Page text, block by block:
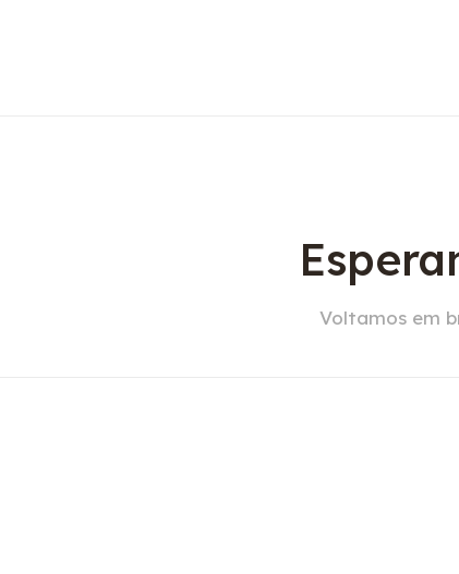
Voltamos em